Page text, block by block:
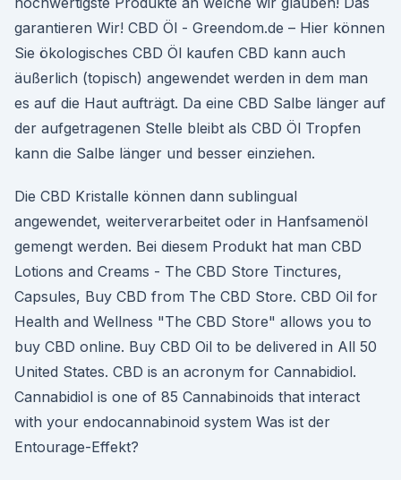
garantieren Wir! CBD Öl - Greendom.de – Hier können
Sie ökologisches CBD Öl kaufen CBD kann auch
äußerlich (topisch) angewendet werden in dem man
es auf die Haut aufträgt. Da eine CBD Salbe länger auf
der aufgetragenen Stelle bleibt als CBD Öl Tropfen
kann die Salbe länger und besser einziehen.
Die CBD Kristalle können dann sublingual
angewendet, weiterverarbeitet oder in Hanfsamenöl
gemengt werden. Bei diesem Produkt hat man CBD
Lotions and Creams - The CBD Store Tinctures,
Capsules, Buy CBD from The CBD Store. CBD Oil for
Health and Wellness "The CBD Store" allows you to
buy CBD online. Buy CBD Oil to be delivered in All 50
United States. CBD is an acronym for Cannabidiol.
Cannabidiol is one of 85 Cannabinoids that interact
with your endocannabinoid system Was ist der
Entourage-Effekt?